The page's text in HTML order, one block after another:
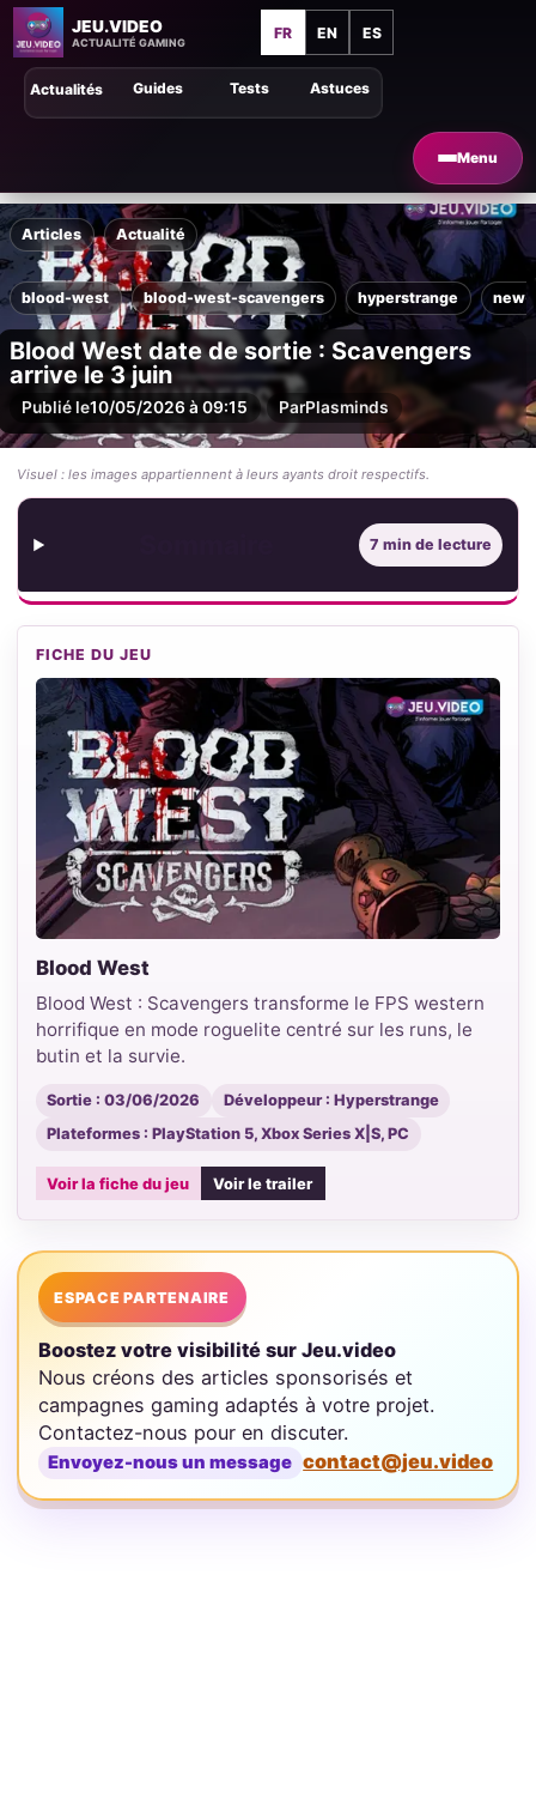
JEU.VIDEO
ACTUALITÉ GAMING
FR EN ES
Menu
Astuces
Guides Tests
Actualités
Articles Actualité
blood-west blood-west-scavengers hyperstrange new-
Blood West date de sortie : Scavengers
arrive le 3 juin
Publié le10/05/2026 à 09:15 ParPlasminds
Visuel : les images appartiennent à leurs ayants droit respectifs.
7 min de lecture
FICHE DU JEU
Blood West
Blood West : Scavengers transforme le FPS western
horrifique en mode roguelite centré sur les runs, le
butin et la survie.
Sortie : 03/06/2026
Développeur : Hyperstrange
Plateformes : PlayStation 5, Xbox Series X|S, PC
Voir la fiche du jeu Voir le trailer
ESPACE PARTENAIRE
Boostez votre visibilité sur Jeu.video
Nous créons des articles sponsorisés et
campagnes gaming adaptés à votre projet.
Contactez-nous pour en discuter.
Envoyez-nous un message contact@jeu.video